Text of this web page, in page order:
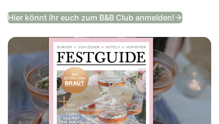
Hier könnt ihr euch zum B&B Club anmelden!